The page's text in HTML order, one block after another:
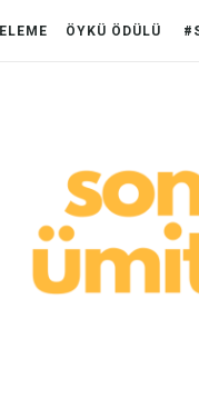
ÖYKÜ ÖDÜLÜ